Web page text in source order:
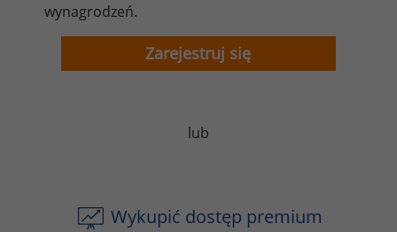
wynagrodzeń.
Zarejestruj się
lub
Wykupić dostęp premium